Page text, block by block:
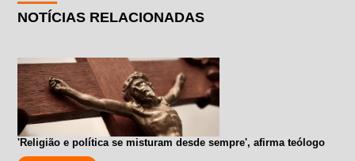
NOTÍCIAS RELACIONADAS
'Religião e política se misturam desde sempre', afirma teólogo